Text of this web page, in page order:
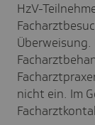
HzV-
nicht ein. Im